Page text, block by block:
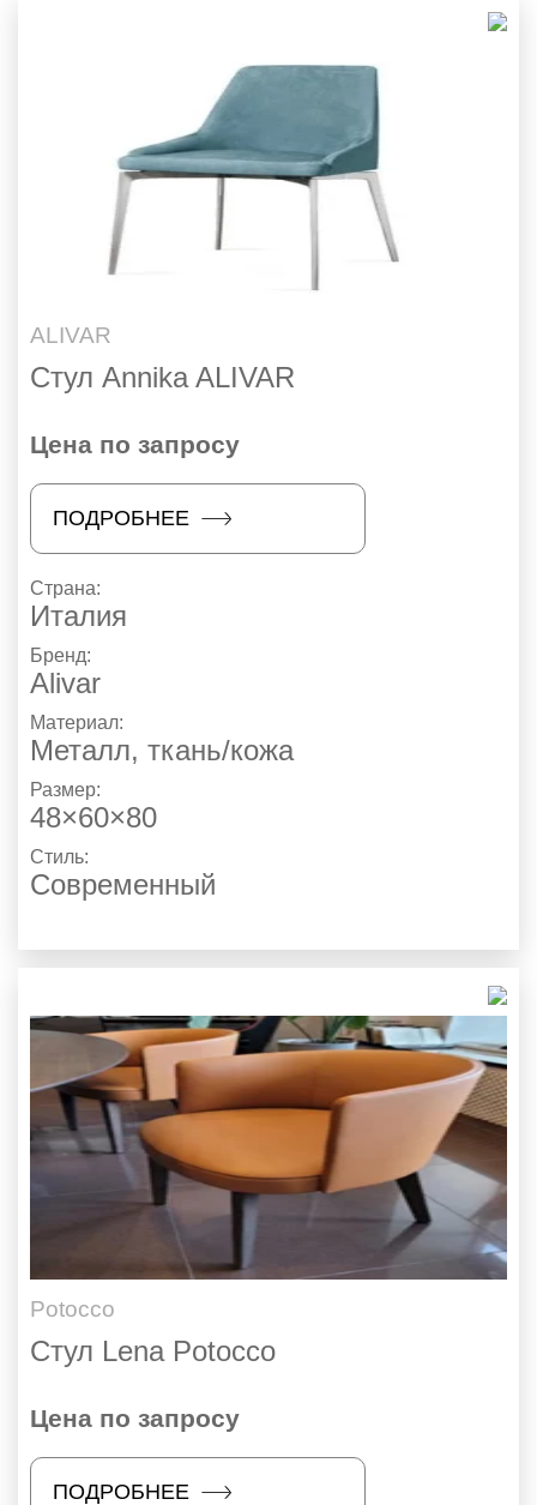
ALIVAR
Стул Annika ALIVAR
Цена по запросу
ПОДРОБНЕЕ
Страна:
Италия
Бренд:
Alivar
Материал:
Металл, ткань/кожа
Размер:
48×60×80
Стиль:
Современный
Potocco
Стул Lena Potocco
Цена по запросу
ПОДРОБНЕЕ